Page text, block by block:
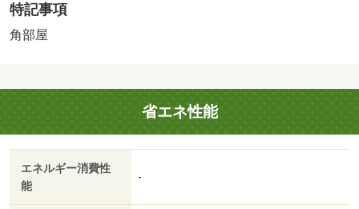
浄便座／駐輪場／押入／光ファイバー／敷金不要／全居室
洋室／３駅以上利用可／駅徒歩１０分以内／全居室６畳以
他）まで８００ｍ／六地蔵駅（その他）まで８８０ｍ／醍
醐駅（その他）まで１６００ｍ／地下鉄東西線醍醐駅徒歩
２０分/賃貸戸数:14戸
特記事項
角部屋
省エネ性能
エネルギー消費性
能
-